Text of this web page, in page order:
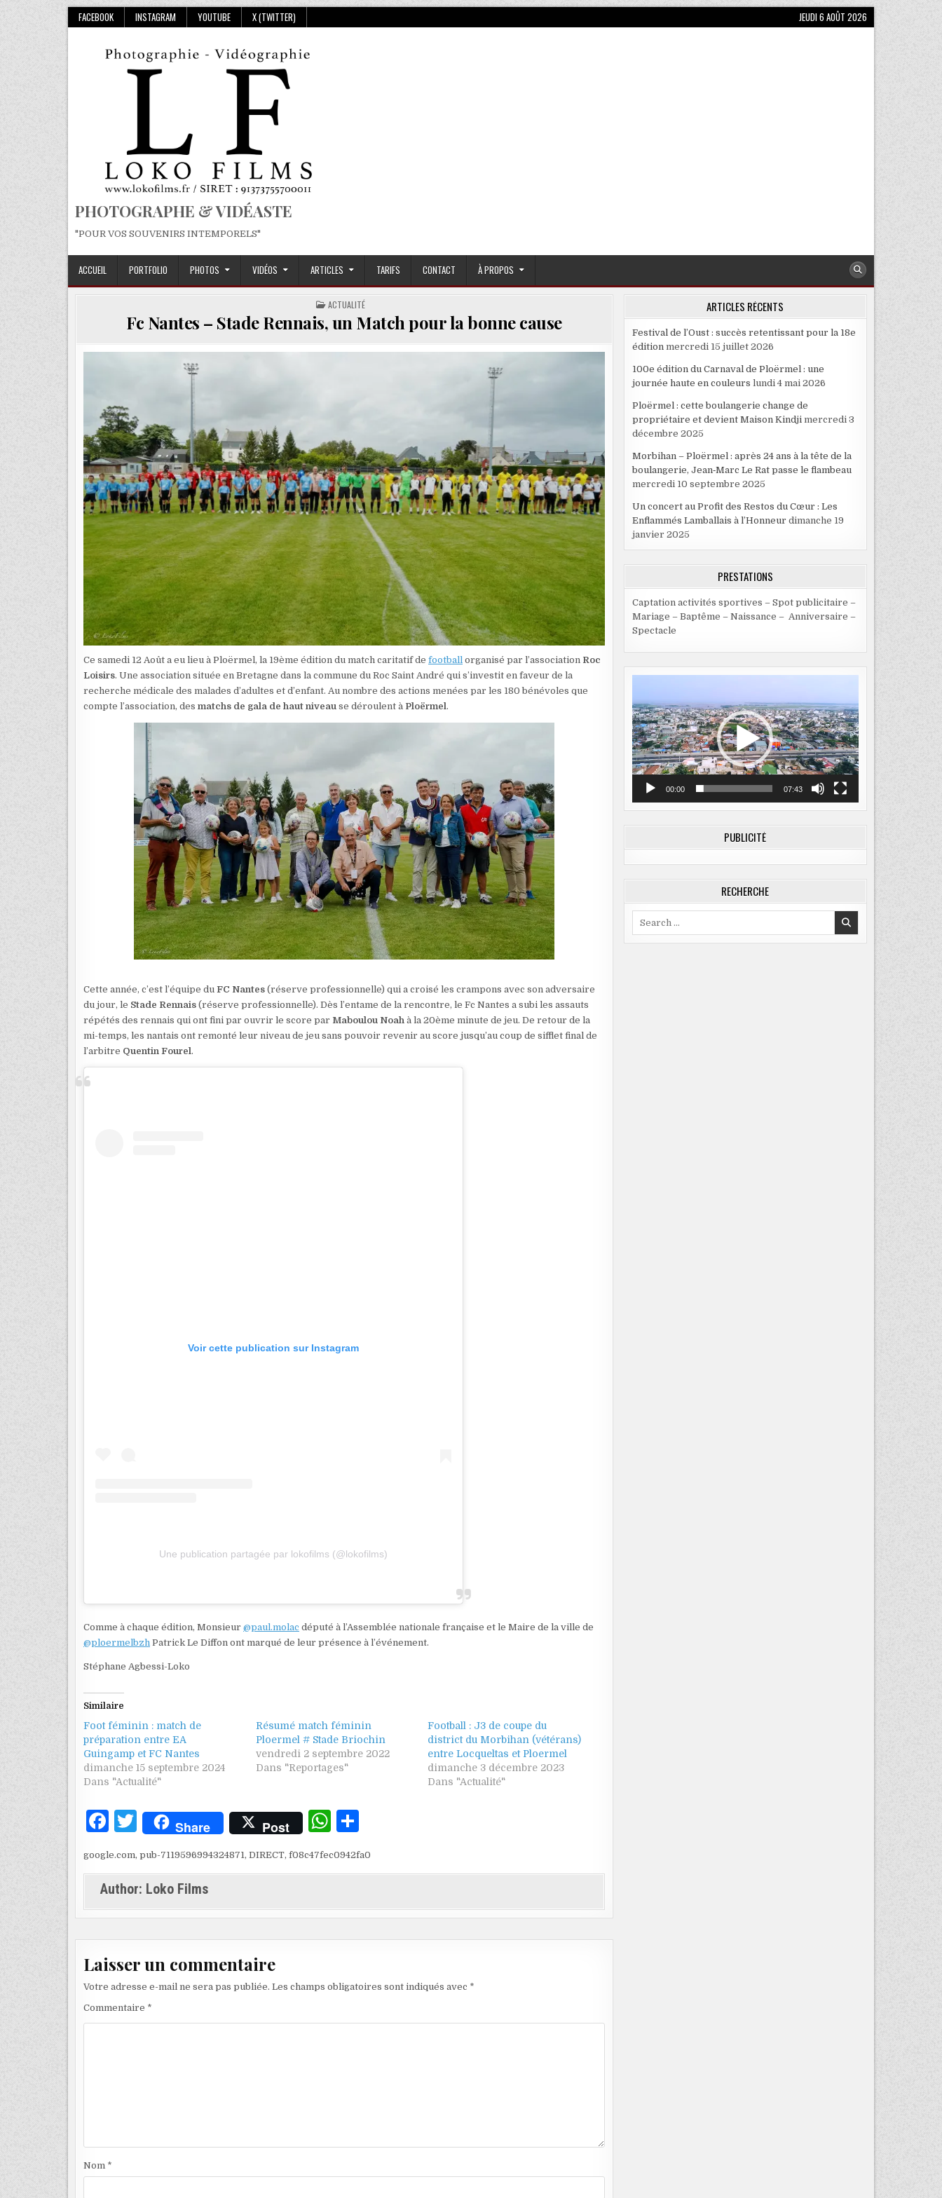
FACEBOOK INSTAGRAM YOUTUBE X (TWITTER) JEUDI 6 AOÛT 2026
PHOTOGRAPHE & VIDÉASTE
"POUR VOS SOUVENIRS INTEMPORELS"
ACCUEIL PORTFOLIO PHOTOS VIDÉOS ARTICLES TARIFS CONTACT À PROPOS
POSTED
IN
ACTUALITÉ
Fc Nantes – Stade Rennais, un Match pour la bonne cause
Ce samedi 12 Août a eu lieu à Ploërmel, la 19ème édition du match caritatif de football organisé par l’association Roc
Loisirs. Une association située en Bretagne dans la commune du Roc Saint André qui s’investit en faveur de la
recherche médicale des malades d’adultes et d’enfant. Au nombre des actions menées par les 180 bénévoles que
compte l’association, des matchs de gala de haut niveau se déroulent à Ploërmel .
Cette année, c’est l’équipe du FC Nantes (réserve professionnelle) qui a croisé les crampons avec son adversaire
du jour, le Stade Rennais (réserve professionnelle). Dès l’entame de la rencontre, le Fc Nantes a subi les assauts
répétés des rennais qui ont fini par ouvrir le score par Maboulou Noah à la 20ème minute de jeu. De retour de la
mi-temps, les nantais ont remonté leur niveau de jeu sans pouvoir revenir au score jusqu’au coup de sifflet final de
l’arbitre Quentin Fourel .
Voir cette publication sur Instagram
Une publication partagée par lokofilms (@lokofilms)
Comme à chaque édition, Monsieur @paul.molac député à l’Assemblée nationale française et le Maire de la ville de
@ploermelbzh Patrick Le Diffon ont marqué de leur présence à l’événement.
Stéphane Agbessi-Loko
Similaire
Foot féminin : match de
préparation entre EA
Guingamp et FC Nantes
dimanche 15 septembre 2024
Dans "Actualité"
Résumé match féminin
Ploermel # Stade Briochin
vendredi 2 septembre 2022
Dans "Reportages"
Football : J3 de coupe du
district du Morbihan (vétérans)
entre Locqueltas et Ploermel
dimanche 3 décembre 2023
Dans "Actualité"
F
c
e
b
o
o
k
T
w
it
te
r
Share Post
W
at
A
p
ta
er
google.com, pub-7119596994324871, DIRECT, f08c47fec0942fa0
Author: Loko Films
Laisser un commentaire
Votre adresse e-mail ne sera pas publiée. Les champs obligatoires sont indiqués avec *
Commentaire *
Nom *
ARTICLES RÉCENTS
Festival de l’Oust : succès retentissant pour la 18e
édition mercredi 15 juillet 2026
100e édition du Carnaval de Ploërmel : une
journée haute en couleurs lundi 4 mai 2026
Ploërmel : cette boulangerie change de
propriétaire et devient Maison Kindji mercredi 3
décembre 2025
Morbihan – Ploërmel : après 24 ans à la tête de la
boulangerie, Jean‑Marc Le Rat passe le flambeau
mercredi 10 septembre 2025
Un concert au Profit des Restos du Cœur : Les
Enflammés Lamballais à l’Honneur dimanche 19
janvier 2025
PRESTATIONS
Captation activités sportives – Spot publicitaire –
Mariage – Baptême – Naissance – Anniversaire –
Spectacle
00:00 07:43
PUBLICITÉ
RECHERCHE